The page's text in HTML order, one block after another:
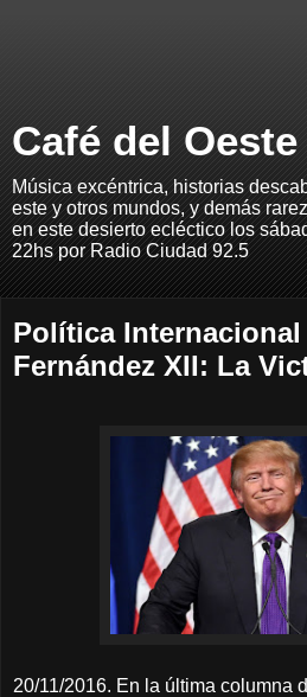
Café del Oeste
Música excéntrica, historias
este y otros mundos, y demás
en este desierto ecléctico los
22hs por Radio Ciudad 92.5
Política
Fernández XII: La
20/11/2016. En la última columna